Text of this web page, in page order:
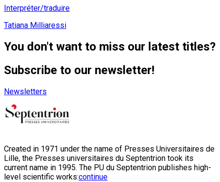
Interpréter/traduire
Tatiana Milliaressi
You don't want to miss our latest titles?
Subscribe to our newsletter!
Newsletters
Created in 1971 under the name of Presses Universitaires de
Lille, the Presses universitaires du Septentrion took its
current name in 1995. The PU du Septentrion publishes high-
level scientific works:continue